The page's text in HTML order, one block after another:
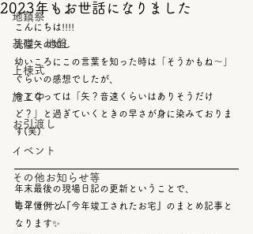
地鎮祭
基礎・地盤
上棟式
施工中
お引渡し
イベント
その他お知らせ等
リフォーム
2023年もお世話になりました
こんにちは!!!!
光陰矢の如し
幼いころにこの言葉を知った時は「そうかもね～」
ぐらいの感想でしたが、
今となっては「矢？音速くらいはありそうだけ
ど？」と過ぎていくときの早さが身に染みておりま
す(笑)
年末最後の現場日記の更新ということで、
毎年恒例と『今年竣工されたお宅』のまとめ記事と
なります✨